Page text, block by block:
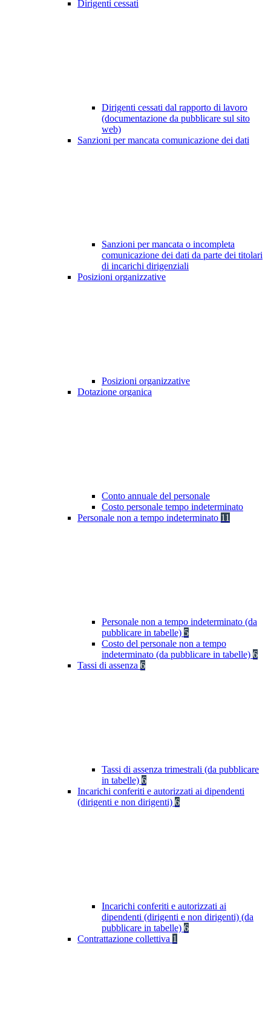
Dirigenti cessati
Dirigenti cessati dal rapporto di lavoro
(documentazione da pubblicare sul sito
web)
Sanzioni per mancata comunicazione dei dati
Sanzioni per mancata o incompleta
comunicazione dei dati da parte dei titolari
di incarichi dirigenziali
Posizioni organizzative
Posizioni organizzative
Dotazione organica
Conto annuale del personale
Costo personale tempo indeterminato
Personale non a tempo indeterminato 11
Personale non a tempo indeterminato (da
pubblicare in tabelle) 5
Costo del personale non a tempo
indeterminato (da pubblicare in tabelle) 6
Tassi di assenza 6
Tassi di assenza trimestrali (da pubblicare
in tabelle) 6
Incarichi conferiti e autorizzati ai dipendenti
(dirigenti e non dirigenti) 6
Incarichi conferiti e autorizzati ai
dipendenti (dirigenti e non dirigenti) (da
pubblicare in tabelle) 6
Contrattazione collettiva 1